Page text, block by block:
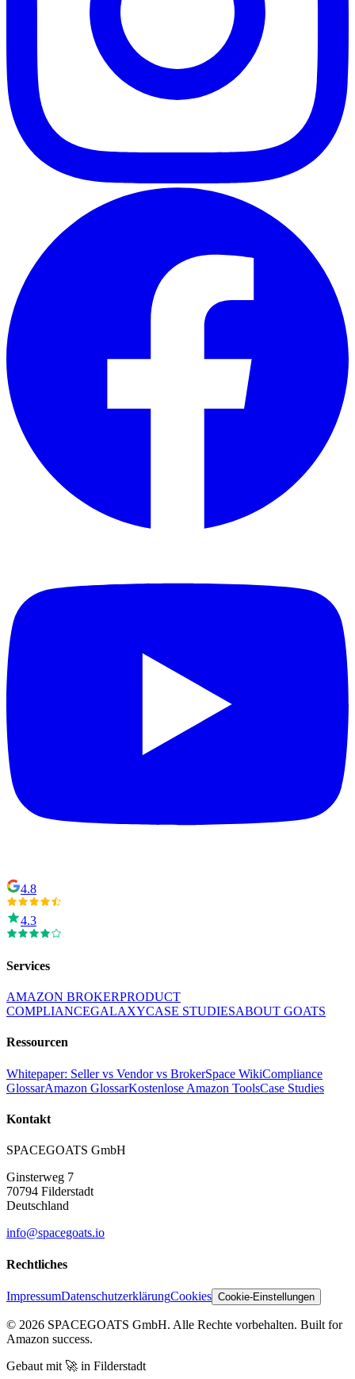
4.8
4.3
Services
AMAZON BROKERPRODUCT
COMPLIANCEGALAXYCASE STUDIESABOUT GOATS
Ressourcen
Whitepaper: Seller vs Vendor vs BrokerSpace WikiCompliance
GlossarAmazon GlossarKostenlose Amazon ToolsCase Studies
Kontakt
SPACEGOATS GmbH
Ginsterweg 7
70794 Filderstadt
Deutschland
info@spacegoats.io
Rechtliches
ImpressumDatenschutzerklärungCookies Cookie-Einstellungen
© 2026 SPACEGOATS GmbH. Alle Rechte vorbehalten. Built for
Amazon success.
Gebaut mit 🚀 in Filderstadt